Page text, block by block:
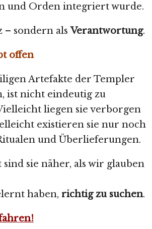
und Orden integriert wurde.
– sondern alsVerantwortung.
offen
Artefakte der Templer
ist nicht eindeutig zu
liegen sie verborgen
existieren sie nur noch
und Überlieferungen.
sie näher, als wir glauben
haben, richtig zu suchen.